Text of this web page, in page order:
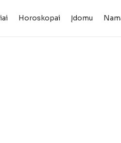
Horoskopai Įdomu